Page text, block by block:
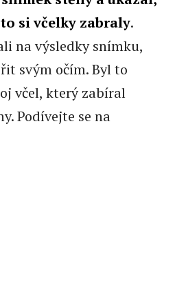
si včelky zabraly.
na výsledky snímku,
svým očím. Byl to
včel, který zabíral
Podívejte se na